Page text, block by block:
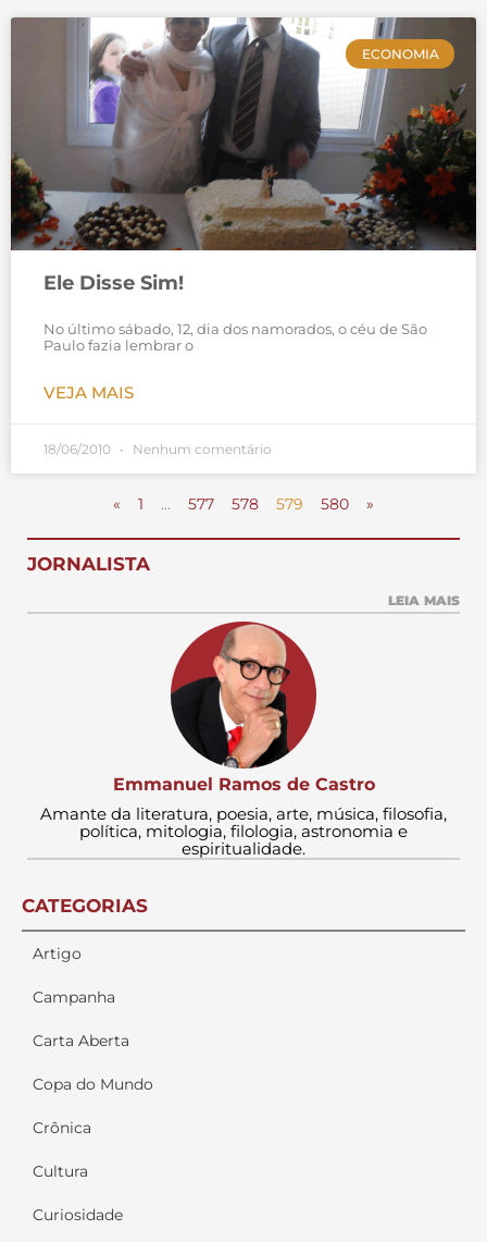
ECONOMIA
Ele Disse Sim!
No último sábado, 12, dia dos namorados, o céu de São
Paulo fazia lembrar o
VEJA MAIS
18/06/2010 Nenhum comentário
« 1 … 577 578 579 580 »
JORNALISTA
LEIA MAIS
Emmanuel Ramos de Castro
Amante da literatura, poesia, arte, música, filosofia,
política, mitologia, filologia, astronomia e
espiritualidade.
CATEGORIAS
Artigo
Campanha
Carta Aberta
Copa do Mundo
Crônica
Cultura
Curiosidade